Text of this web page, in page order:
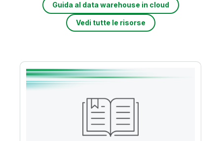
Guida al data warehouse in cloud
Vedi tutte le risorse